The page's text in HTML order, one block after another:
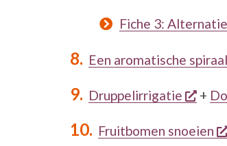
Fiche 3:
Een aromatische
Druppelirrigatie +
Fruitbomen snoeien